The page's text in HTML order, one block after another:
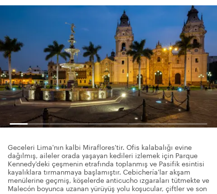
Geceleri Lima'nın kalbi Miraflores'tir. Ofis kalabalığı evine
dağılmış, aileler orada yaşayan kedileri izlemek için Parque
Kennedy'deki çeşmenin etrafında toplanmış ve Pasifik esintisi
kayalıklara tırmanmaya başlamıştır. Cebichería'lar akşam
menülerine geçmiş, köşelerde anticucho ızgaraları tütmekte ve
Malecón boyunca uzanan yürüyüş yolu koşucular, çiftler ve son